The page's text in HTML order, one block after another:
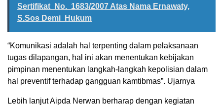
Sertifikat No. 1683/2007 Atas Nama Ernawaty,
S.Sos Demi Hukum
“Komunikasi adalah hal terpenting dalam pelaksanaan
tugas dilapangan, hal ini akan menentukan kebijakan
pimpinan menentukan langkah-langkah kepolisian dalam
hal preventif terhadap gangguan kamtibmas”. Ujarnya
Lebih lanjut Aipda Nerwan berharap dengan kegiatan